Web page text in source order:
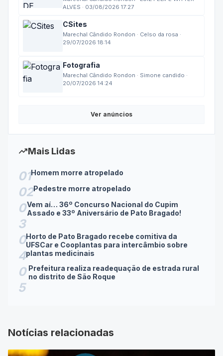
Marechal Cândido Rondon · LUIZ FELIPE WITTER
CSites
Marechal Cândido Rondon · Celso da rosa ·
Fotografia
Marechal Cândido Rondon · Simone candido ·
trending_up Mais Lidas
01Homem morre atropelado
02 Pedestre morre atropelado
0
3
Vem aí… 36º Concurso Nacional do Cupim
Assado e 33º Aniversário de Pato Bragado!
0
4
Horto de Pato Bragado recebe comitiva da
UFSCar e Cooplantas para intercâmbio sobre
plantas medicinais
0
5
Prefeitura realiza readequação de estrada rural
no distrito de São Roque
Notícias relacionadas